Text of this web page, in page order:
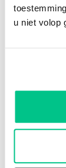
u niet volop